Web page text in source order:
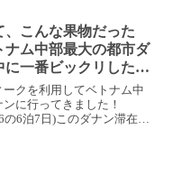
、こんな果物だった
ナム中部最大の都市ダ
に一番ビックリした果
ークを利用してベトナム中
に行ってきました！
6泊7日)このダナン滞在中